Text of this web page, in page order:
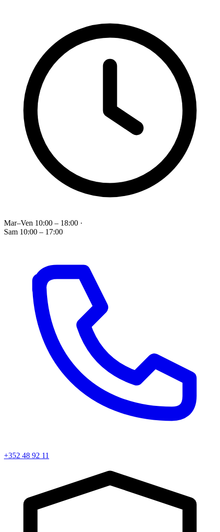
Mar–Ven 10:00 – 18:00 ·
Sam 10:00 – 17:00
+352 48 92 11